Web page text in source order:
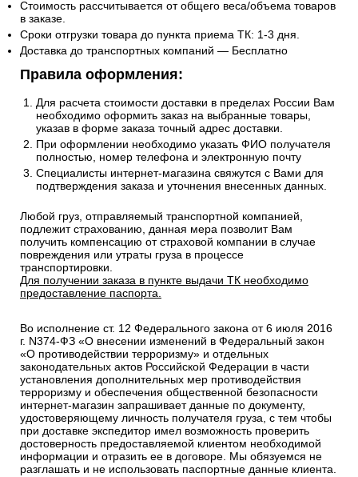
Стоимость рассчитывается от общего веса/объема товаров
в заказе.
Сроки отгрузки товара до пункта приема ТК: 1-3 дня.
Доставка до транспортных компаний — Бесплатно
Правила оформления:
Для расчета стоимости доставки в пределах России Вам
необходимо оформить заказ на выбранные товары,
указав в форме заказа точный адрес доставки.
При оформлении необходимо указать ФИО получателя
полностью, номер телефона и электронную почту
Специалисты интернет-магазина свяжутся с Вами для
подтверждения заказа и уточнения внесенных данных.
Любой груз, отправляемый транспортной компанией,
подлежит страхованию, данная мера позволит Вам
получить компенсацию от страховой компании в случае
повреждения или утраты груза в процессе
транспортировки.
Для получении заказа в пункте выдачи ТК необходимо
предоставление паспорта.
Во исполнение ст. 12 Федерального закона от 6 июля 2016
г. N374-ФЗ «О внесении изменений в Федеральный закон
«О противодействии терроризму» и отдельных
законодательных актов Российской Федерации в части
установления дополнительных мер противодействия
терроризму и обеспечения общественной безопасности
интернет-магазин запрашивает данные по документу,
удостоверяющему личность получателя груза, с тем чтобы
при доставке экспедитор имел возможность проверить
достоверность предоставляемой клиентом необходимой
информации и отразить ее в договоре. Мы обязуемся не
разглашать и не использовать паспортные данные клиента.